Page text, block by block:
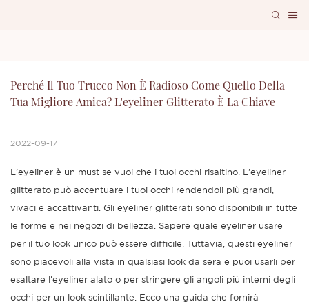
Perché Il Tuo Trucco Non È Radioso Come Quello Della
Tua Migliore Amica? L'eyeliner Glitterato È La Chiave
2022-09-17
L'eyeliner è un must se vuoi che i tuoi occhi risaltino. L'eyeliner
glitterato può accentuare i tuoi occhi rendendoli più grandi,
vivaci e accattivanti. Gli eyeliner glitterati sono disponibili in tutte
le forme e nei negozi di bellezza. Sapere quale eyeliner usare
per il tuo look unico può essere difficile. Tuttavia, questi eyeliner
sono piacevoli alla vista in qualsiasi look da sera e puoi usarli per
esaltare l'eyeliner alato o per stringere gli angoli più interni degli
occhi per un look scintillante. Ecco una guida che fornirà